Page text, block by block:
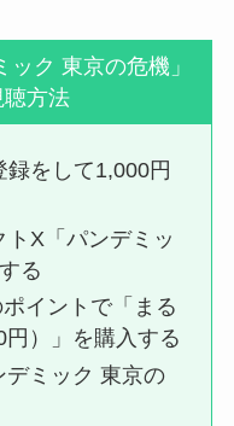
ク 東京の危機」
方法
をして1,000円
X「パンデミッ
る
イントで「まる
）」を購入する
デミック 東京の